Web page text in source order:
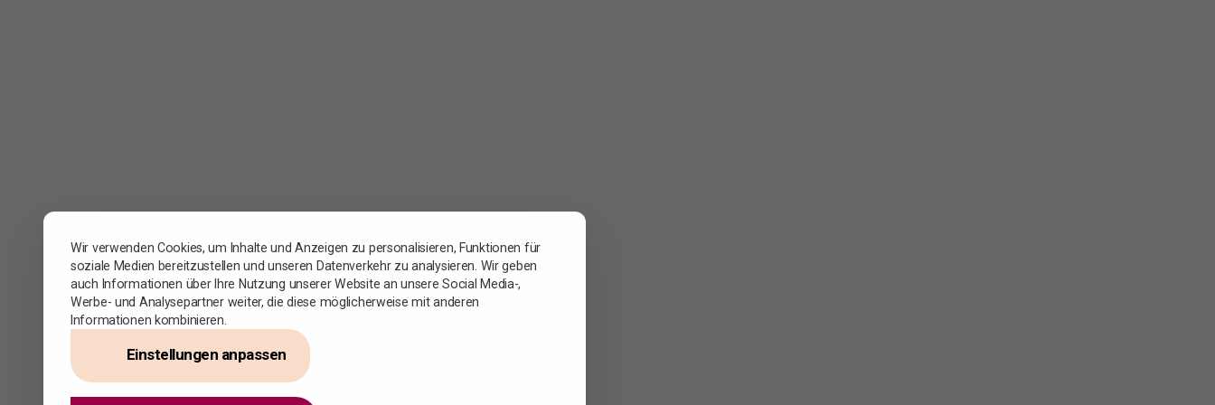
Wir verwenden Cookies, um Inhalte und Anzeigen zu personalisieren, Funktionen für
soziale Medien bereitzustellen und unseren Datenverkehr zu analysieren. Wir geben
auch Informationen über Ihre Nutzung unserer Website an unsere Social Media-,
Werbe- und Analysepartner weiter, die diese möglicherweise mit anderen
Informationen kombinieren.
Einstellungen anpassen